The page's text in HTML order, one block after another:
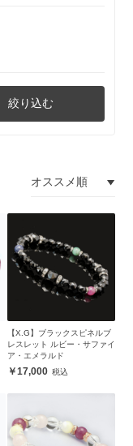
絞り込む
【X.G】ブラックスピネルブ
レスレット ルビー・サファイ
ア・エメラルド
17,000